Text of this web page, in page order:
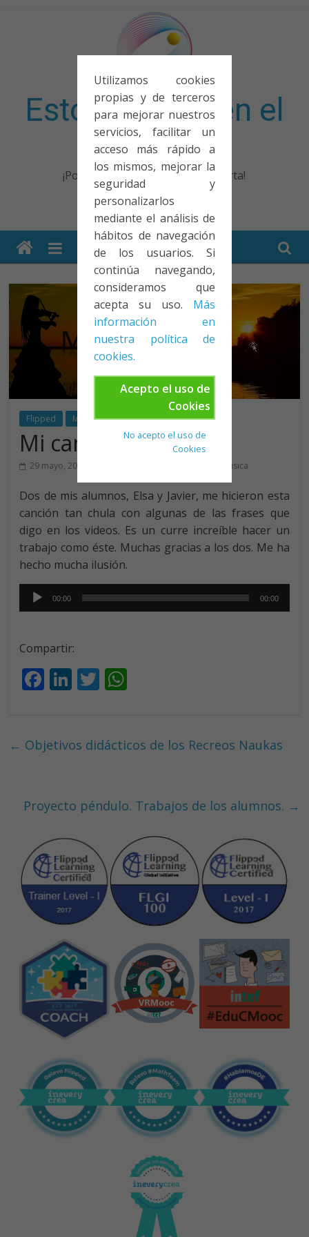
Utilizamos cookies
propias y de terceros
para mejorar nuestros
servicios, facilitar un
acceso más rápido a
los mismos, mejorar la
seguridad y
personalizarlos
mediante el análisis de
hábitos de navegación
de los usuarios. Si
continúa navegando,
consideramos que
acepta su uso. Más
información en
nuestra política de
cookies.
Acepto el uso de
Cookies
No acepto el uso de
Cookies
Esto no entra en el
examen
¡Porque no solo el examen importa!
Flipped Matemáticas
Mi canción
29 mayo, 2018 música
Dos de mis alumnos, Elsa y Javier, me hicieron esta
canción tan chula con algunas de las frases que
digo en los videos. Es un curre increíble hacer un
trabajo como éste. Muchas gracias a los dos. Me ha
hecho mucha ilusión.
Reproductor
de
00:00 00:00
Compartir:
F
b
k
Li
e
T
er s
p
← Objetivos didácticos de los Recreos Naukas
Proyecto péndulo. Trabajos de los alumnos. →